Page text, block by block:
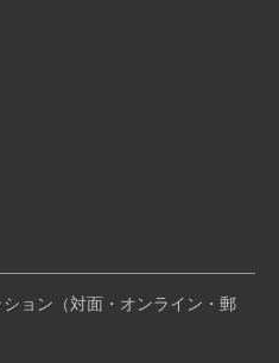
ョン（対面・オンライン・郵